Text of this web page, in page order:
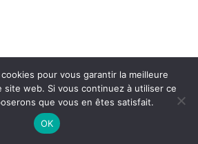
pour vous garantir la meilleure
site web. Si vous continuez à utiliser ce
que vous en êtes satisfait.
OK